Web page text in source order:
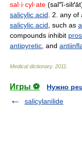
sal·i·cyl·ate (sal″ĭ-
salicylic acid . 2. any
salicylic acid , such as
compounds inhibit
antipyretic , and
Medical dictionary. 2011
Игры ⚽
Нужно
salicylanilide